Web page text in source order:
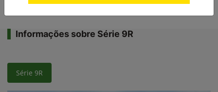
Informações sobre Série 9R
Série 9R